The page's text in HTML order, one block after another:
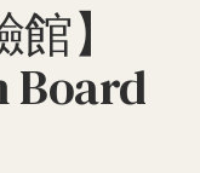
】
Board